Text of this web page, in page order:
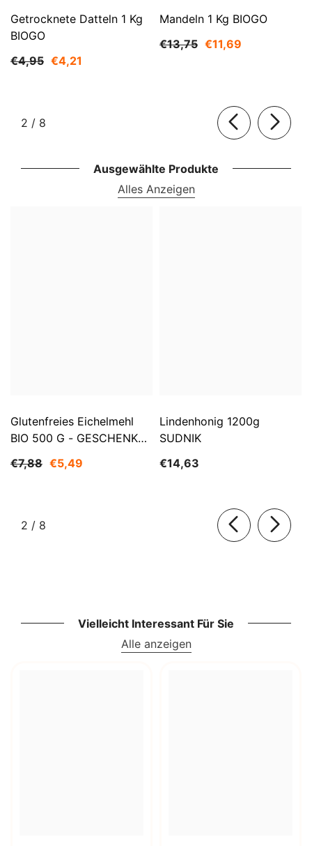
Getrocknete Datteln 1 Kg
BIOGO
€4,95 €4,21
Mandeln 1 Kg BIOGO
€13,75 €11,69
2 / von
8
Ausgewählte Produkte
Alles Anzeigen
Glutenfreies Eichelmehl
BIO 500 G - GESCHENKE
€7,88 €5,49
Lindenhonig 1200g
SUDNIK
€14,63
2 / von
8
Vielleicht Interessant Für Sie
Alle anzeigen